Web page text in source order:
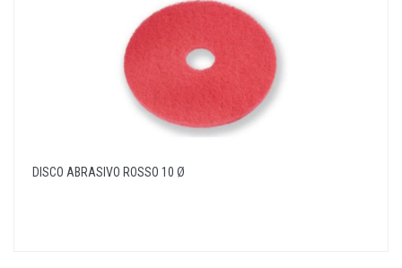
DISCO ABRASIVO ROSSO 10 Ø